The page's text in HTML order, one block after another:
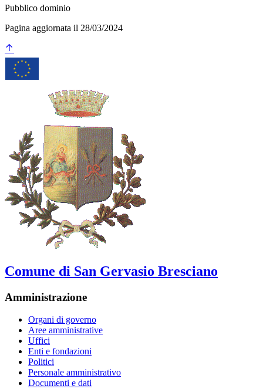
Pubblico dominio
Pagina aggiornata il 28/03/2024
Comune di San Gervasio Bresciano
Amministrazione
Organi di governo
Aree amministrative
Uffici
Enti e fondazioni
Politici
Personale amministrativo
Documenti e dati